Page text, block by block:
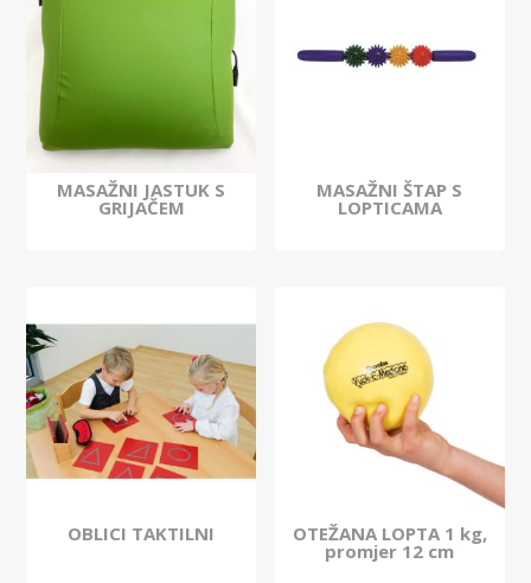
MASAŽNI JASTUK S
GRIJAČEM
MASAŽNI ŠTAP S
LOPTICAMA
OBLICI TAKTILNI OTEŽANA LOPTA 1 kg,
promjer 12 cm